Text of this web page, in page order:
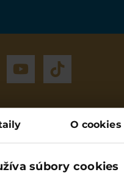
O cookies
súbory cookies
Bešeňová